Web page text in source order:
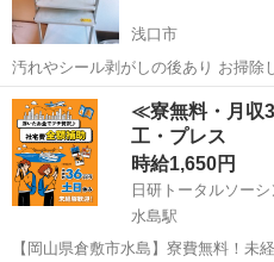
浅口市
汚れやシール剥がしの後あり お掃除
60cm 奥行き47cm
岡山 浅口市 テーブル パ
≪寮無料・月収
工・プレス
時給1,650円
日研トータルソー
水島駅
【岡山県倉敷市水島】寮費無料！未